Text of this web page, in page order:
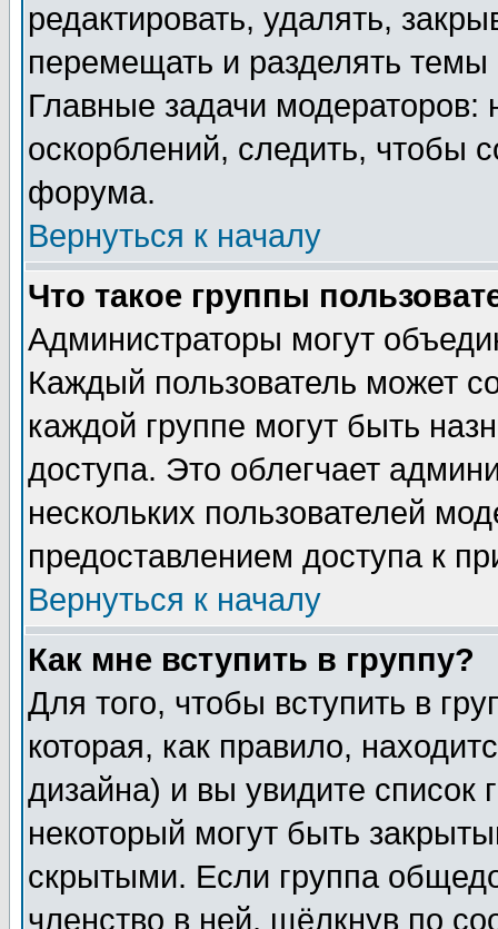
редактировать, удалять,
перемещать и разделять
Главные задачи
оскорблений, следить, чтобы
форума.
Вернуться к началу
Что такое группы
Администраторы могут
Каждый пользователь может
каждой группе могут быть
доступа. Это облегчает
нескольких пользователей
предоставлением доступа к
Вернуться к началу
Как мне вступить в группу?
Для того, чтобы вступить в
которая, как правило,
дизайна) и вы увидите список
некоторый могут быть
скрытыми. Если группа
членство в ней, щёлкнув по